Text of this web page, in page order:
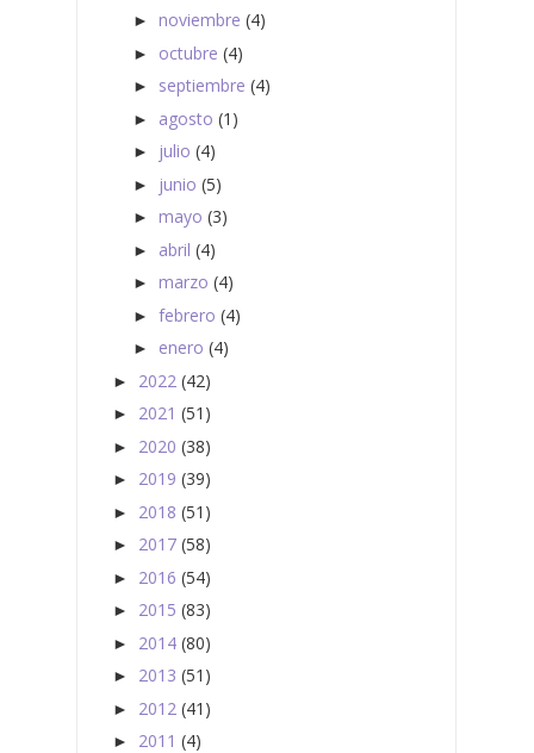
► noviembre (4)
► octubre (4)
► septiembre (4)
► agosto (1)
► julio (4)
► junio (5)
► mayo (3)
► abril (4)
► marzo (4)
► febrero (4)
► enero (4)
► 2022 (42)
► 2021 (51)
► 2020 (38)
► 2019 (39)
► 2018 (51)
► 2017 (58)
► 2016 (54)
► 2015 (83)
► 2014 (80)
► 2013 (51)
► 2012 (41)
► 2011 (4)